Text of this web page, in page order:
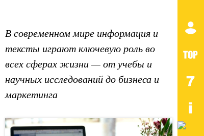
В современном мире информация и
тексты играют ключевую роль во
всех сферах жизни — от учебы и
научных исследований до бизнеса и
маркетинга